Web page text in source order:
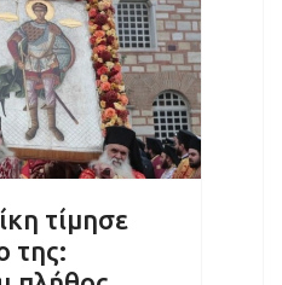
τίμησε
της: